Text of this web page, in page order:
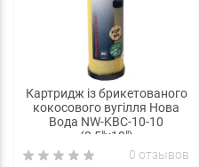
Картридж із брикетованого
кокосового вугілля Нова
Вода NW-KBC-10-10
(2,5"х10")
0 отзывов